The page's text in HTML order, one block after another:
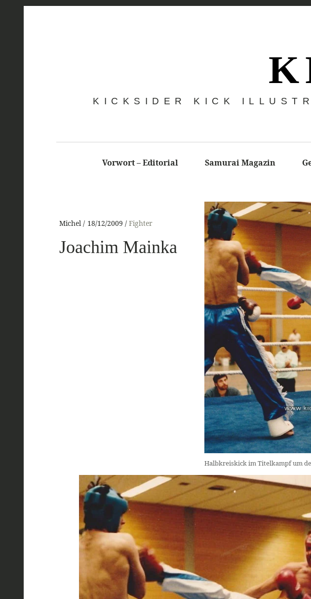
K
KICKSIDER KICK
Vorwort – Editorial Samurai Magazin
Michel 18/12/2009 Fighter
Joachim Mainka
Halbkreiskick im Titelkampf um